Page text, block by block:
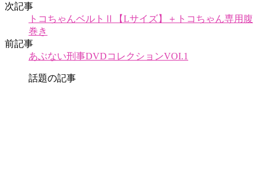
次記事
トコちゃんベルトⅡ【Lサイズ】＋トコちゃん専用腹
巻き
前記事
あぶない刑事DVDコレクションVOI.1
話題の記事